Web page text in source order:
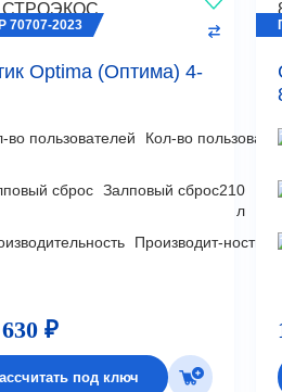
3
Optima (Оптима) 4-
Кол-во
Залповый сброс210
л
Производит-ность
70707-2023
₽
под ключ